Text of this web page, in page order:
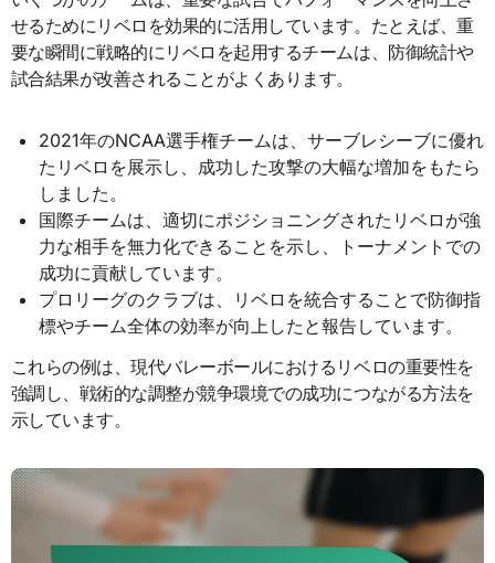
せるためにリベロを効果的に活用しています。たとえば、重
要な瞬間に戦略的にリベロを起用するチームは、防御統計や
試合結果が改善されることがよくあります。
2021年のNCAA選手権チームは、サーブレシーブに優れ
たリベロを展示し、成功した攻撃の大幅な増加をもたら
しました。
国際チームは、適切にポジショニングされたリベロが強
力な相手を無力化できることを示し、トーナメントでの
成功に貢献しています。
プロリーグのクラブは、リベロを統合することで防御指
標やチーム全体の効率が向上したと報告しています。
これらの例は、現代バレーボールにおけるリベロの重要性を
強調し、戦術的な調整が競争環境での成功につながる方法を
示しています。